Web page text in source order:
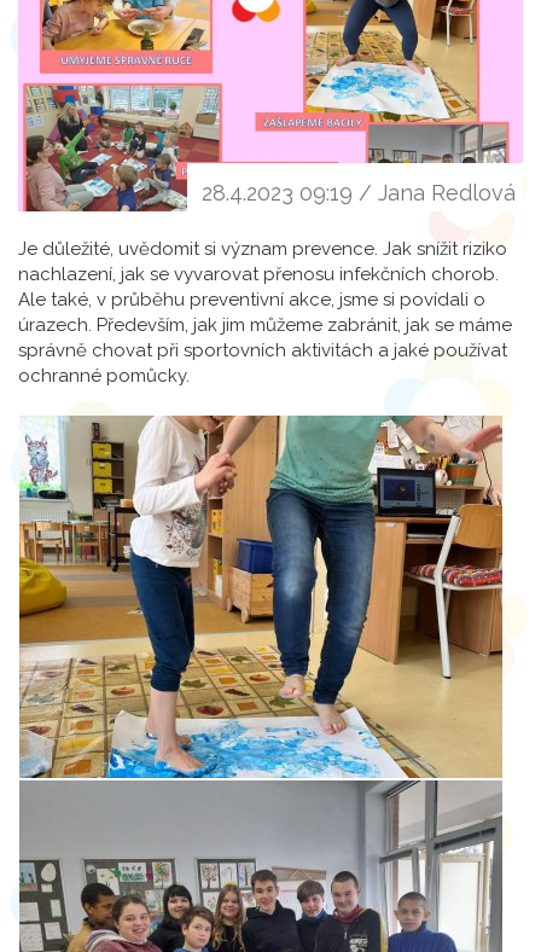
28.4.2023 09:19 / Jana Redlová
Je důležité, uvědomit si význam prevence. Jak snížit riziko
nachlazení, jak se vyvarovat přenosu infekčních chorob.
Ale také, v průběhu preventivní akce, jsme si povídali o
úrazech. Především, jak jim můžeme zabránit, jak se máme
správně chovat při sportovních aktivitách a jaké používat
ochranné pomůcky.